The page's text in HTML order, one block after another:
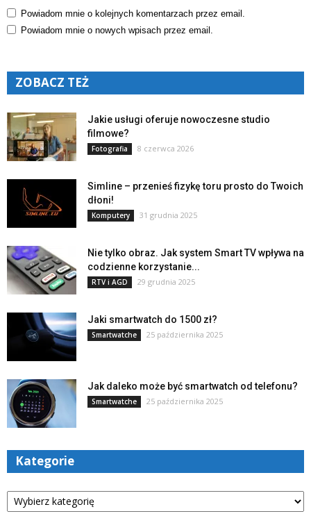
Powiadom mnie o kolejnych komentarzach przez email.
Powiadom mnie o nowych wpisach przez email.
ZOBACZ TEŻ
Jakie usługi oferuje nowoczesne studio
filmowe?
Fotografia 8 czerwca 2026
Simline – przenieś fizykę toru prosto do Twoich
dłoni!
Komputery 31 grudnia 2025
Nie tylko obraz. Jak system Smart TV wpływa na
codzienne korzystanie...
RTV i AGD 29 grudnia 2025
Jaki smartwatch do 1500 zł?
Smartwatche 25 października 2025
Jak daleko może być smartwatch od telefonu?
Smartwatche 25 października 2025
Kategorie
Kategorie